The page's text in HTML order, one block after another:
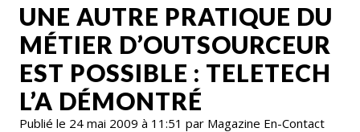
UNE AUTRE PRATIQUE DU
MÉTIER D’OUTSOURCEUR
EST POSSIBLE : TELETECH
L’A DÉMONTRÉ
Publié le 24 mai 2009 à 11:51 par Magazine En-Contact